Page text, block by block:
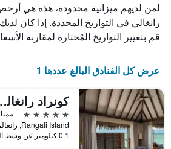
الذي
يعرض
أيام
الأسبوع.
المخطط
التالي
1
محور
Y
الذي
يعرض
متوسط
لمن لديهم ميزانية محدودة، هذه هي
رانغالي في التواريخ المحددة. إذا كان
قم بتغيير التواريخ المُختارة لمقارنة
عرض كل الفنادق البالغ عددها 1
كونراد
5 نجوم
ممتاز
0.1 كيلومتر عن وسط المدينة